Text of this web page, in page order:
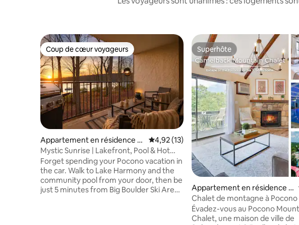
Coup de cœur voyageurs
Coup de cœur voyageurs
Appartement en résidence ⋅
Lake Harmony
Évaluation moyenne sur la base de 13
4,92 (13)
Mystic Sunrise | Lakefront, Pool & Hot
Tub
Forget spending your Pocono vacation in
the car. Walk to Lake Harmony and the
community pool from your door, then be
just 5 minutes from Big Boulder Ski Area
Superhôte
Superhôte
Appartement en résidence ⋅
Tannersville
Chalet de montagne à Pocono
du parc aquatique | Piscine
Évadez-vous au Pocono
Chalet, une maison de ville de